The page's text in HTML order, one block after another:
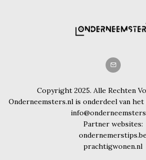
Copyright 2025. Alle Rechten
Onderneemsters.nl is onderdeel van het
Partner websites:
ondernemerstips.be
prachtigwonen.nl